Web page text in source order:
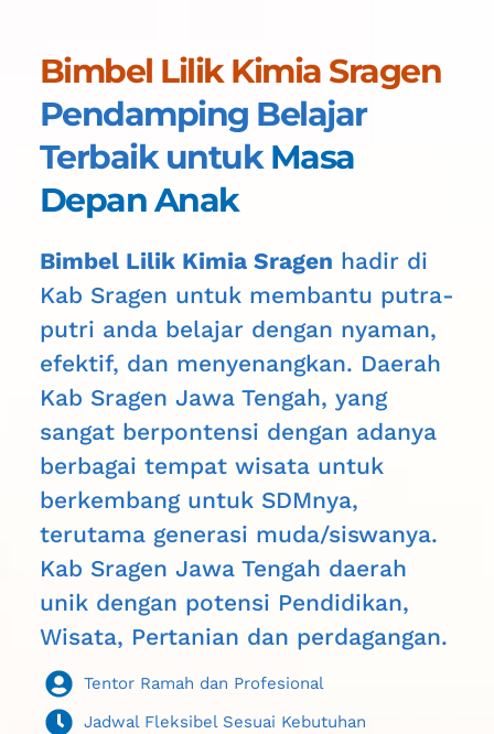
Bimbel Lilik Kimia Sragen
Pendamping Belajar
Terbaik untuk Masa
Depan Anak
Bimbel Lilik Kimia Sragen hadir di
Kab Sragen untuk membantu putra-
putri anda belajar dengan nyaman,
Kab Sragen Jawa Tengah, yang
sangat berpontensi dengan adanya
berbagai tempat wisata untuk
berkembang untuk SDMnya,
Kab Sragen Jawa Tengah daerah
unik dengan potensi Pendidikan,
Wisata, Pertanian dan perdagangan.
Tentor Ramah dan Profesional
Jadwal Fleksibel Sesuai Kebutuhan